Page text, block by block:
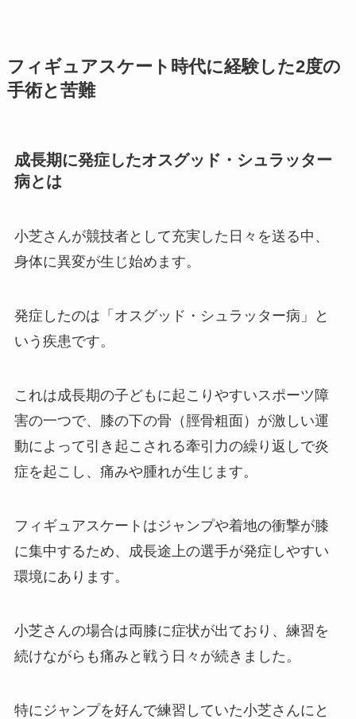
フィギュアスケート時代に経験した2度の
手術と苦難
成長期に発症したオスグッド・シュラッター
病とは
小芝さんが競技者として充実した日々を送る中、
身体に異変が生じ始めます。
発症したのは「オスグッド・シュラッター病」と
いう疾患です。
これは成長期の子どもに起こりやすいスポーツ障
害の一つで、膝の下の骨（脛骨粗面）が激しい運
動によって引き起こされる牽引力の繰り返しで炎
症を起こし、痛みや腫れが生じます。
フィギュアスケートはジャンプや着地の衝撃が膝
に集中するため、成長途上の選手が発症しやすい
環境にあります。
小芝さんの場合は両膝に症状が出ており、練習を
続けながらも痛みと戦う日々が続きました。
特にジャンプを好んで練習していた小芝さんにと